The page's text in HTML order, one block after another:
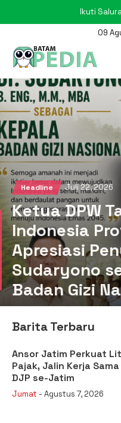
Ikuti
09
Headline Juli 22, 2026
Ketua DPW
Indonesia
Apresiasi
Sudaryono
Badan Gizi
Barita Terbaru
Ansor Jatim Perkuat
Pajak, Jalin Kerja
DJP se-Jatim
Jumat - Agustus 7, 2026